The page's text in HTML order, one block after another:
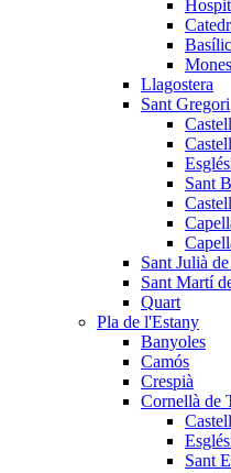
Llagostera
Sant Gregori
Sant
Sant Julià
Sant Martí
Quart
Pla de l'Estany
Banyoles
Camós
Crespià
Cornellà de
Sant